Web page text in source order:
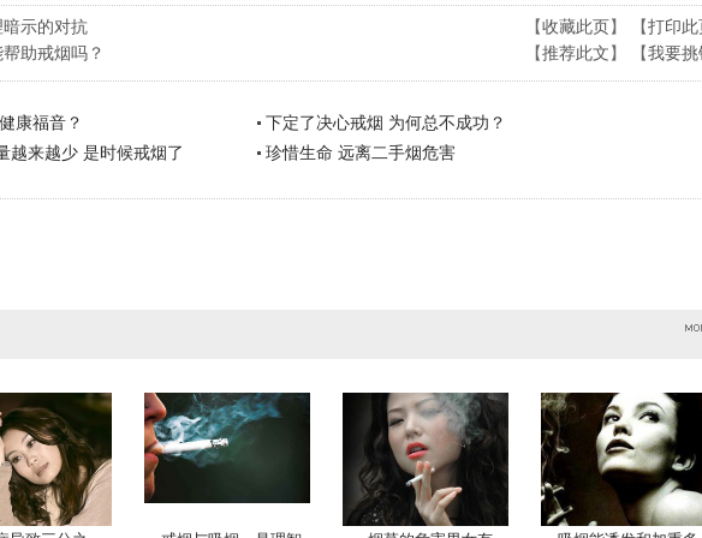
示的对抗
助戒烟吗？
【收藏此页】 【打印此
【推荐此文】 【我要挑
康福音？
下定了决心戒烟 为何总不成功？
越来越少 是时候戒烟了
珍惜生命 远离二手烟危害